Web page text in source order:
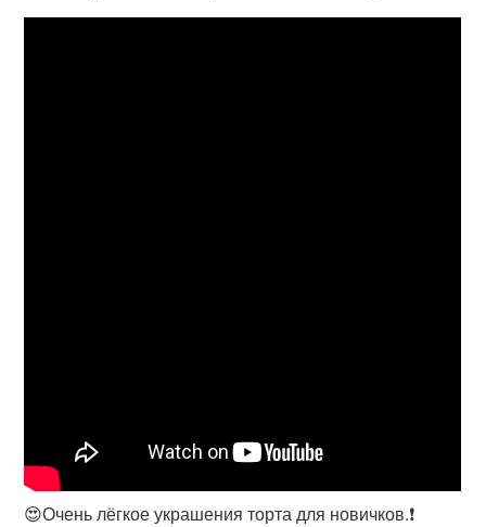
😍Очень лёгкое украшения торта для новичков.❗